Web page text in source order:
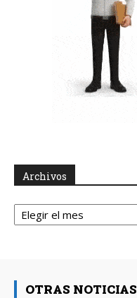
Archivos
Archivos
OTRAS NOTICIAS